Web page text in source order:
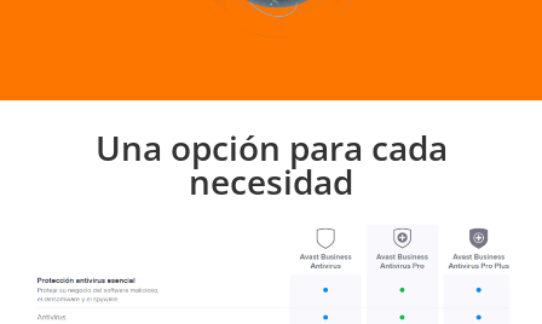
Una opción para cada
necesidad